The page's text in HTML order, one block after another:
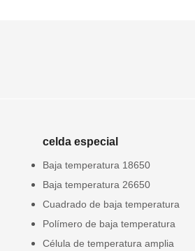
celda especial
Baja temperatura 18650
Baja temperatura 26650
Cuadrado de baja temperatura
Polímero de baja temperatura
Célula de temperatura amplia